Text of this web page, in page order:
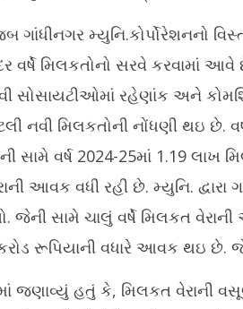
ગાંધીનગર મ્યુનિ.કોર્પોરેશનનો
વર્ષે મિલકતોનો સરવે કરવામાં
રહેણાંક અને
નવી મિલકતોની નોંધણી થઇ છે.
સામે વર્ષ 2024-25માં 1.19 લાખ
આવક વધી રહી છે. મ્યુનિ. દ્વારા
જેની સામે ચાલું વર્ષે મિલકત
રૂપિયાની વધારે આવક થઇ છે.
જણાવ્યું હતું કે, મિલકત વેરાની